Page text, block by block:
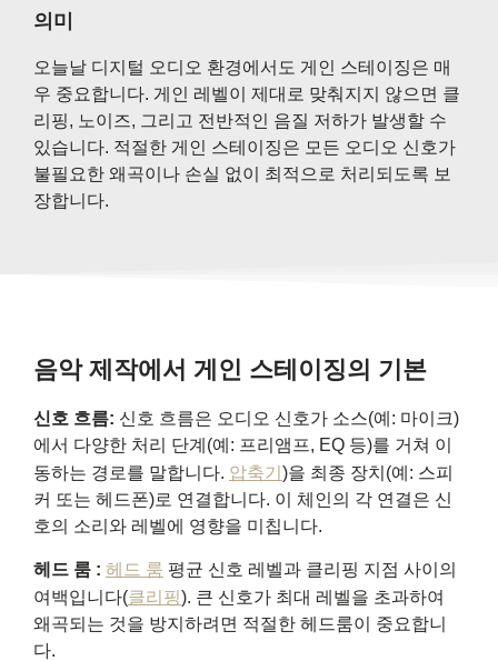
의미
오늘날 디지털 오디오 환경에서도 게인 스테이징은 매
우 중요합니다. 게인 레벨이 제대로 맞춰지지 않으면 클
리핑, 노이즈, 그리고 전반적인 음질 저하가 발생할 수
있습니다. 적절한 게인 스테이징은 모든 오디오 신호가
불필요한 왜곡이나 손실 없이 최적으로 처리되도록 보
장합니다.
음악 제작에서 게인 스테이징의 기본
신호 흐름: 신호 흐름은 오디오 신호가 소스(예: 마이크)
에서 다양한 처리 단계(예: 프리앰프, EQ 등)를 거쳐 이
동하는 경로를 말합니다. 압축기 )을 최종 장치(예: 스피
커 또는 헤드폰)로 연결합니다. 이 체인의 각 연결은 신
호의 소리와 레벨에 영향을 미칩니다.
헤드 룸 : 헤드 룸 평균 신호 레벨과 클리핑 지점 사이의
여백입니다(클리핑). 큰 신호가 최대 레벨을 초과하여
왜곡되는 것을 방지하려면 적절한 헤드룸이 중요합니
다.